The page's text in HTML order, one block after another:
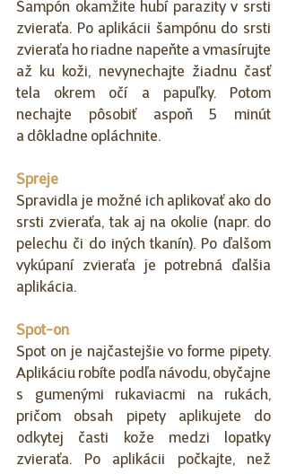
Šampón okamžite hubí parazity v srsti
zvieraťa. Po aplikácii šampónu do srsti
zvieraťa ho riadne napeňte a vmasírujte
až ku koži, nevynechajte žiadnu časť
tela okrem očí a papuľky. Potom
nechajte pôsobiť aspoň 5 minút
a dôkladne opláchnite.
Spreje
Spravidla je možné ich aplikovať ako do
srsti zvieraťa, tak aj na okolie (napr. do
pelechu či do iných tkanín). Po ďalšom
vykúpaní zvieraťa je potrebná ďalšia
aplikácia.
Spot-on
Spot on je najčastejšie vo forme pipety.
Aplikáciu robíte podľa návodu, obyčajne
s gumenými rukaviacmi na rukách,
pričom obsah pipety aplikujete do
odkytej časti kože medzi lopatky
zvieraťa. Po aplikácii počkajte, než